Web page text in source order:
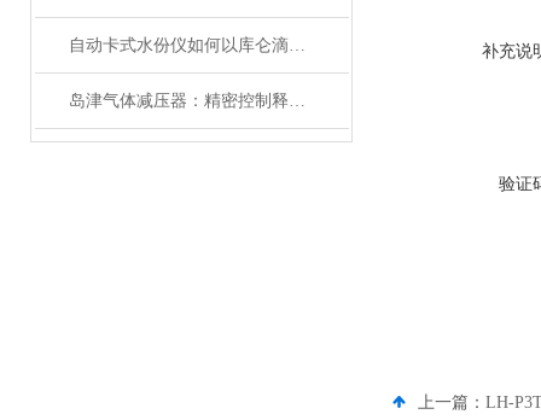
自动卡式水份仪如何以库仑滴定之刃剖解ppm级痕量之谜
岛津气体减压器：精密控制释放力量的关键
补充说
验证
上一篇： LH-